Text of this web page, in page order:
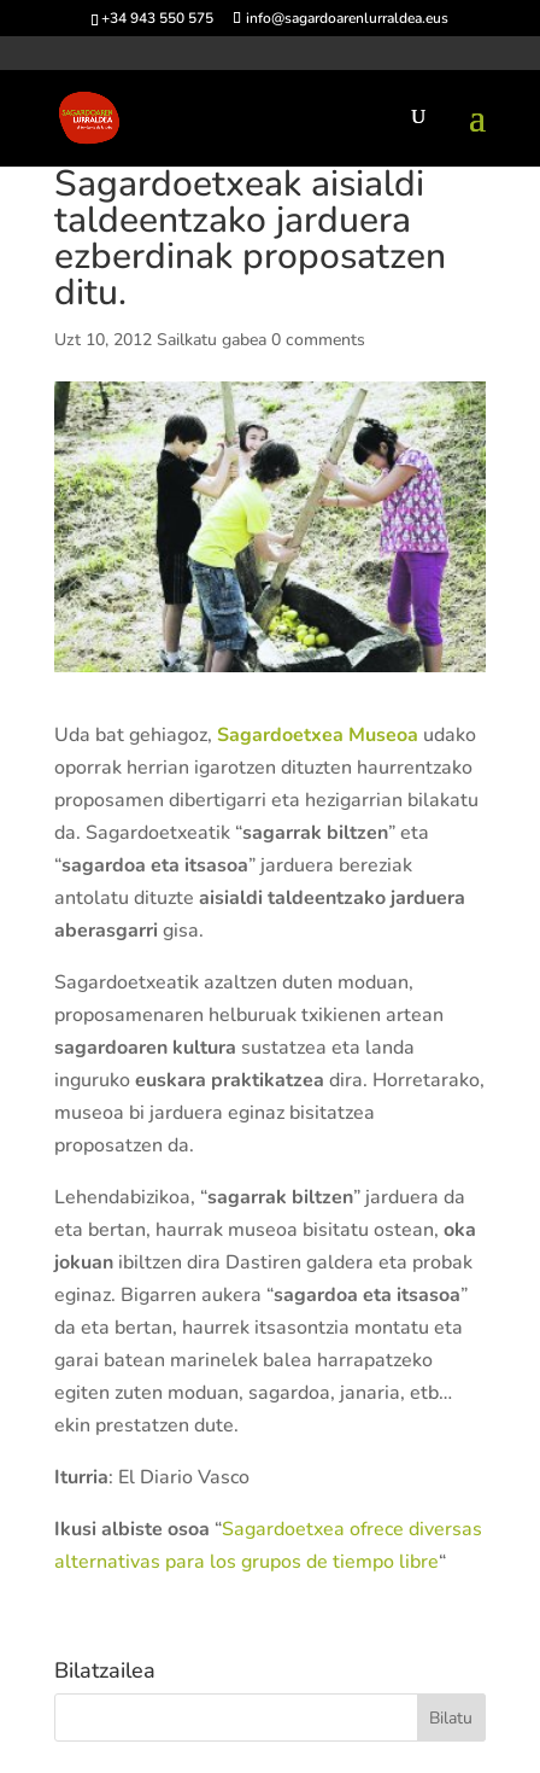
+34 943 550 575 info@sagardoarenlurraldea.eus
Sagardoetxeak aisialdi
taldeentzako jarduera
ezberdinak proposatzen
ditu.
Uzt 10, 2012 Sailkatu gabea 0 comments
Uda bat gehiagoz, Sagardoetxea Museoa udako
oporrak herrian igarotzen dituzten haurrentzako
proposamen dibertigarri eta hezigarrian bilakatu
da. Sagardoetxeatik “sagarrak biltzen” eta
“sagardoa eta itsasoa” jarduera bereziak
antolatu dituzte aisialdi taldeentzako jarduera
aberasgarrigisa.
Sagardoetxeatik azaltzen duten moduan,
proposamenaren helburuak txikienen artean
sagardoaren kultura sustatzea eta landa
ingurukoeuskara praktikatzea dira. Horretarako,
museoa bi jarduera eginaz bisitatzea
proposatzen da.
Lehendabizikoa, “sagarrak biltzen” jarduera da
eta bertan, haurrak museoa bisitatu ostean, oka
jokuan ibiltzen dira Dastiren galdera eta probak
eginaz. Bigarren aukera “sagardoa eta itsasoa”
da eta bertan, haurrek itsasontzia montatu eta
garai batean marinelek balea harrapatzeko
egiten zuten moduan, sagardoa, janaria, etb…
ekin prestatzen dute.
Iturria: El Diario Vasco
Ikusi albiste osoa “Sagardoetxea ofrece diversas
alternativas para los grupos de tiempo libre“
Bilatzailea